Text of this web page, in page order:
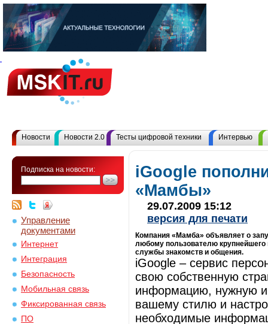
Новости Новости 2.0 Тесты цифровой техники Интервью
Подписка на новости:
Управление
документами
Интернет
Интеграция
Безопасность
Мобильная связь
Фиксированная связь
ПО
iGoogle
«Мамбы»
29.07.2009 15:12
версия для печати
Компания «Мамба» объявляет о
любому пользователю крупнейшего
службы знакомств и общения.
iGoogle – сервис
свою собственную
информацию, нужную
вашему стилю и
необходимые